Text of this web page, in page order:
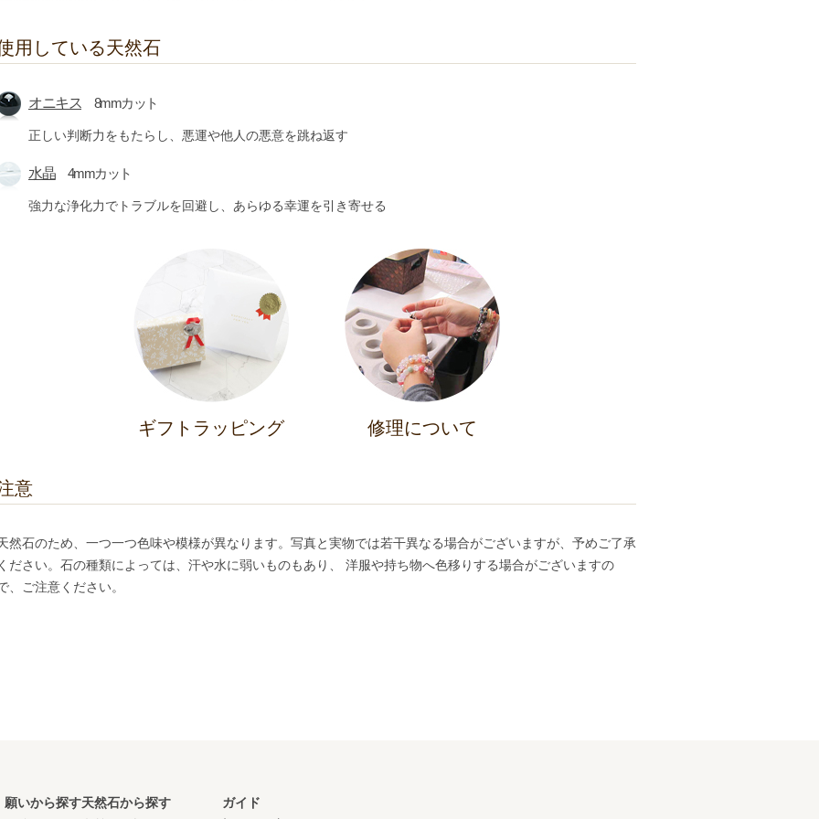
用している天然石
オニキス 8mmカット
正しい判断力をもたらし、悪運や他人の悪意を跳ね返す
水晶4mmカット
強力な浄化力でトラブルを回避し、あらゆる幸運を引き寄せる
ギフトラッピング 修理について
意
然石のため、一つ一つ色味や模様が異なります。写真と実物では若干異なる場合がございますが、予めご了承
ください。石の種類によっては、汗や水に弱いものもあり、 洋服や持ち物へ色移りする場合がございますの
、ご注意ください。
願いから探す天然石から探す
ガイド